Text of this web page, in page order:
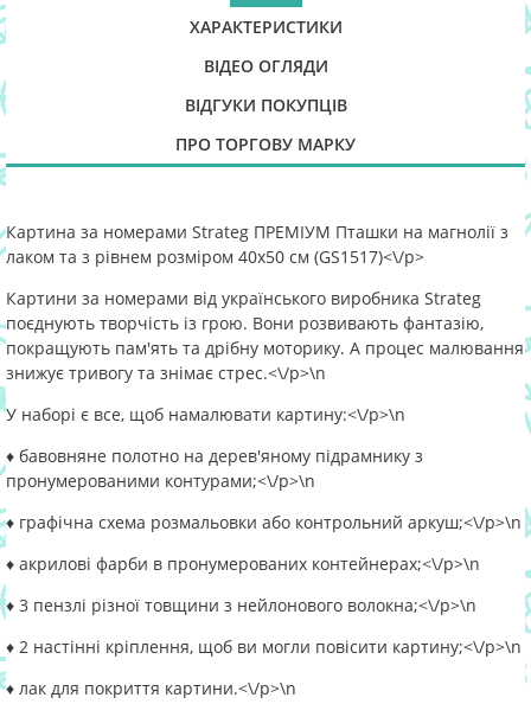
ХАРАКТЕРИСТИКИ
ВІДЕО ОГЛЯДИ
ВІДГУКИ ПОКУПЦІВ
ПРО ТОРГОВУ МАРКУ
Картина за номерами Strateg ПРЕМІУМ Пташки на магнолії з
лаком та з рівнем розміром 40х50 см (GS1517)<\/p>
Картини за номерами від українського виробника Strateg
поєднують творчість із грою. Вони розвивають фантазію,
покращують пам'ять та дрібну моторику. А процес малювання
знижує тривогу та знімає стрес.<\/p>\n
У наборі є все, щоб намалювати картину:<\/p>\n
♦ бавовняне полотно на дерев'яному підрамнику з
пронумерованими контурами;<\/p>\n
♦ графічна схема розмальовки або контрольний аркуш;<\/p>\n
♦ акрилові фарби в пронумерованих контейнерах;<\/p>\n
♦ 3 пензлі різної товщини з нейлонового волокна;<\/p>\n
♦ 2 настінні кріплення, щоб ви могли повісити картину;<\/p>\n
♦ лак для покриття картини.<\/p>\n